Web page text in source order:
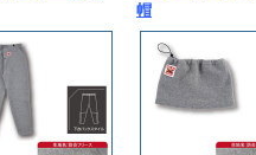
帽